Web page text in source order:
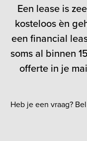
Een lease is
kosteloos èn
een financial
soms al binnen
offerte in je
Heb je een vraag?